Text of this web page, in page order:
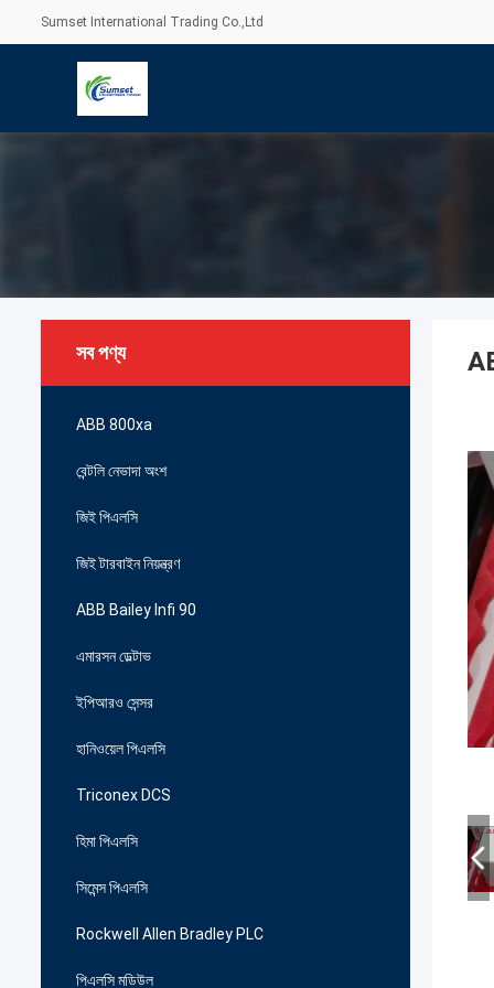
Sumset International Trading Co.,Ltd
সব পণ্য
ABB 800xa
বেন্টলি নেভাদা অংশ
জিই পিএলসি
জিই টারবাইন নিয়ন্ত্রণ
ABB Bailey Infi 90
এমারসন ডেল্টাভ
ইপিআরও সেন্সর
হানিওয়েল পিএলসি
Triconex DCS
হিমা পিএলসি
সিমেন্স পিএলসি
Rockwell Allen Bradley PLC
পিএলসি মডিউল